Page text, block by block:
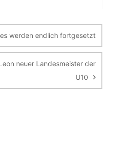
werden endlich fortgesetzt
neuer Landesmeister der
U10